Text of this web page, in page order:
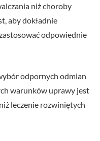
niż choroby
aby dokładnie
odpowiednie
odpornych odmian
warunków uprawy jest
leczenie rozwiniętych